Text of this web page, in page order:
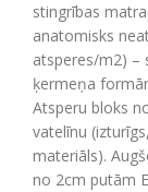
stingrības
anatomisks
atsperes/m2) –
ķermeņa
Atsperu bloks
vatelīnu
materiāls).
no 2cm putām